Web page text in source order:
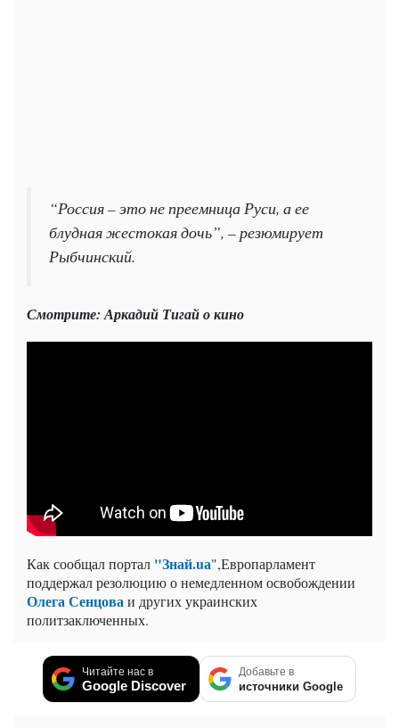
“Россия – это не преемница Руси, а ее
блудная жестокая дочь”, – резюмирует
Рыбчинский.
Смотрите: Аркадий Тигай о кино
Как сообщал портал "Знай.uа",Европарламент
поддержал резолюцию о немедленном освобождении
Олега Сенцоваи других украинских
политзаключенных.
Читайте нас в
Google Discover
Добавьте в
источники Google